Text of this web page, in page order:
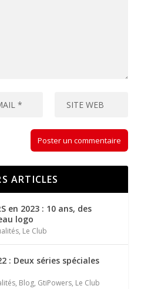
ARTICLES
en 2023 : 10 ans, des
logo
, Le Club
: Deux séries spéciales
, Blog, GtiPowers, Le Club